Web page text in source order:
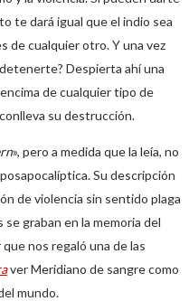
te dará igual que el indio sea
de cualquier otro. Y una vez
Despierta ahí una
de cualquier tipo de
su destrucción.
», pero a medida que la leía, no
Su descripción
de violencia sin sentido plaga
graban en la memoria del
nos regaló una de las
ver Meridiano de sangre como
mundo.